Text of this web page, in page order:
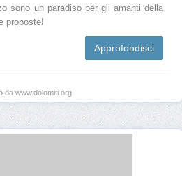
sono un paradiso per gli amanti della
proposte!
Approfondisci
da www.dolomiti.org